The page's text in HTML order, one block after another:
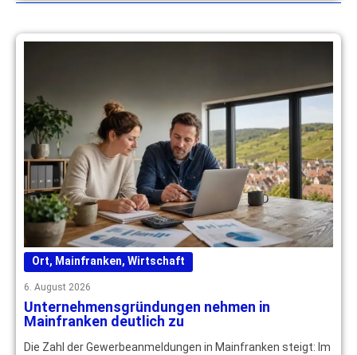
Ort, Mainfranken, Wirtschaft
6. August 2026
Unternehmensgründungen nehmen in
Mainfranken deutlich zu
Die Zahl der Gewerbeanmeldungen in Mainfranken steigt: Im